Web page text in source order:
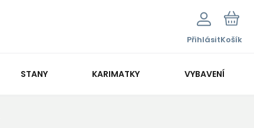
PřihlásitKošík
STANY KARIMATKY VYBAVENÍ